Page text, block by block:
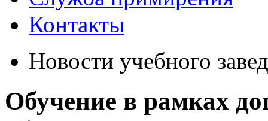
Контакты
Новости учебного
Обучение в рамках